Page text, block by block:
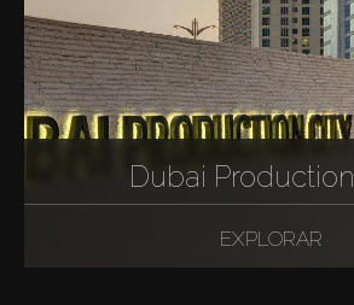
Dubai
EXPLORAR